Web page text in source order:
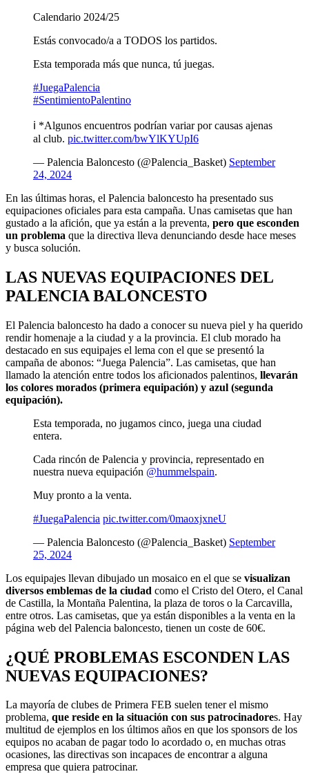
Calendario 2024/25
Estás convocado/a a TODOS los partidos.
Esta temporada más que nunca, tú juegas.
#JuegaPalencia
#SentimientoPalentino
ℹ️ *Algunos encuentros podrían variar por causas ajenas
al club. pic.twitter.com/bwYlKYUpI6
— Palencia Baloncesto (@Palencia_Basket) September
24, 2024
En las últimas horas, el Palencia baloncesto ha presentado sus
equipaciones oficiales para esta campaña. Unas camisetas que han
gustado a la afición, que ya están a la preventa, pero que esconden
un problema que la directiva lleva denunciando desde hace meses
y busca solución.
LAS NUEVAS EQUIPACIONES DEL
PALENCIA BALONCESTO
El Palencia baloncesto ha dado a conocer su nueva piel y ha querido
rendir homenaje a la ciudad y a la provincia. El club morado ha
destacado en sus equipajes el lema con el que se presentó la
campaña de abonos: “Juega Palencia”. Las camisetas, que han
llamado la atención entre todos los aficionados palentinos, llevarán
los colores morados (primera equipación) y azul (segunda
equipación).
Esta temporada, no jugamos cinco, juega una ciudad
entera.
Cada rincón de Palencia y provincia, representado en
nuestra nueva equipación @hummelspain.
Muy pronto a la venta.
#JuegaPalencia pic.twitter.com/0maoxjxneU
— Palencia Baloncesto (@Palencia_Basket) September
25, 2024
Los equipajes llevan dibujado un mosaico en el que se visualizan
diversos emblemas de la ciudad como el Cristo del Otero, el Canal
de Castilla, la Montaña Palentina, la plaza de toros o la Carcavilla,
entre otros. Las camisetas, que ya están disponibles a la venta en la
página web del Palencia baloncesto, tienen un coste de 60€.
¿QUÉ PROBLEMAS ESCONDEN LAS
NUEVAS EQUIPACIONES?
La mayoría de clubes de Primera FEB suelen tener el mismo
problema, que reside en la situación con sus patrocinadores. Hay
multitud de ejemplos en los últimos años en que los sponsors de los
equipos no acaban de pagar todo lo acordado o, en muchas otras
ocasiones, las directivas son incapaces de encontrar a alguna
empresa que quiera patrocinar.